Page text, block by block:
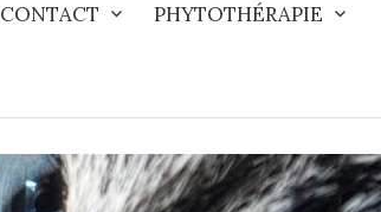
CONTACT PHYTOTHÉRAPIE